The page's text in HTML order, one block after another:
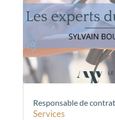
Responsable de
Services